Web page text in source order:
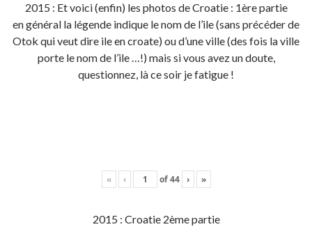
2015 : Et voici (enfin) les photos de Croatie : 1ère partie
en général la légende indique le nom de l’ile (sans précéder de
Otok qui veut dire ile en croate) ou d’une ville (des fois la ville
porte le nom de l’ile …!) mais si vous avez un doute,
questionnez, là ce soir je fatigue !
« ‹ of44 › »
2015 : Croatie 2ème partie